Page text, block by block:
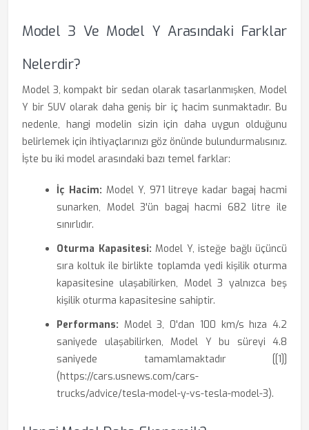
Model 3 Ve Model Y Arasındaki Farklar
Nelerdir?
Model 3, kompakt bir sedan olarak tasarlanmışken, Model
Y bir SUV olarak daha geniş bir iç hacim sunmaktadır. Bu
nedenle, hangi modelin sizin için daha uygun olduğunu
belirlemek için ihtiyaçlarınızı göz önünde bulundurmalısınız.
İşte bu iki model arasındaki bazı temel farklar:
İç Hacim: Model Y, 971 litreye kadar bagaj hacmi
sunarken, Model 3'ün bagaj hacmi 682 litre ile
sınırlıdır.
Oturma Kapasitesi: Model Y, isteğe bağlı üçüncü
sıra koltuk ile birlikte toplamda yedi kişilik oturma
kapasitesine ulaşabilirken, Model 3 yalnızca beş
kişilik oturma kapasitesine sahiptir.
Performans: Model 3, 0'dan 100 km/s hıza 4.2
saniyede ulaşabilirken, Model Y bu süreyi 4.8
saniyede tamamlamaktadır [[1]]
(https://cars.usnews.com/cars-
trucks/advice/tesla-model-y-vs-tesla-model-3).